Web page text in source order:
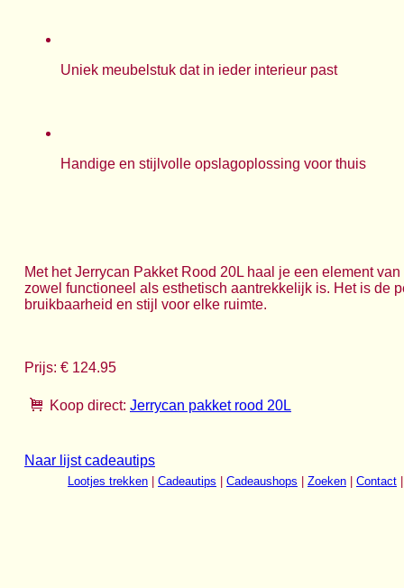
Uniek meubelstuk dat in ieder interieur past
Handige en stijlvolle opslagoplossing voor thuis
Met het Jerrycan Pakket Rood 20L haal je een element
zowel functioneel als esthetisch aantrekkelijk is. Het is de
bruikbaarheid en stijl voor elke ruimte.
Prijs: € 124.95
Koop direct: Jerrycan pakket rood 20L
Naar lijst cadeautips
Lootjes trekken Cadeautips Cadeaushops Zoeken Contact